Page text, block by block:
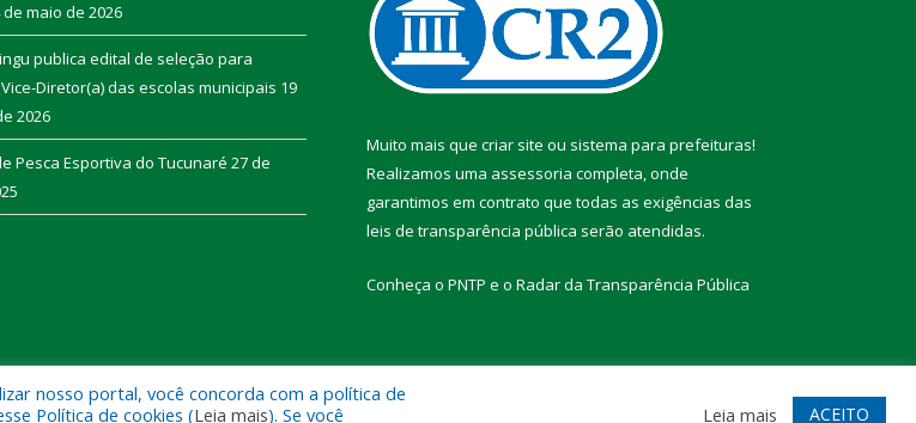
de maio de 2026
publica edital de seleção para
Diretor(a) das escolas municipais 19
2026
Pesca Esportiva do Tucunaré 27 de
Muito mais que criar site ou sistema para prefeituras!
Realizamos uma assessoria completa, onde
garantimos em contrato que todas as exigências das
leis de transparência pública serão atendidas.
Conheça o PNTP e o Radar da Transparência Pública
Mapa do Site Acessar Webmail
nosso portal, você concorda com a política de
Política de cookies (Leia mais). Se você Leia mais ACEITO